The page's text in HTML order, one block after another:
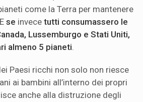
come la Terra per mantenere
se invece tutti consumassero le
Lussemburgo e Stati Uniti,
almeno 5 pianeti.
Paesi ricchi non solo non riesce
ai bambini all’interno dei propri
anche alla distruzione degli